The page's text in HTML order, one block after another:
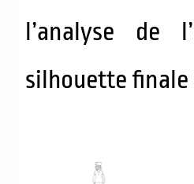
l’analyse de
silhouette finale